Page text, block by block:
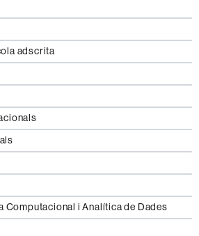
adscrita
Computacional i Analítica de Dades